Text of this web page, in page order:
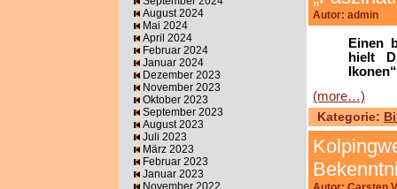
August 2024
Mai 2024
April 2024
Februar 2024
Januar 2024
Dezember 2023
November 2023
Oktober 2023
September 2023
August 2023
Juli 2023
März 2023
Februar 2023
Januar 2023
November 2022
Autor: admin
Einen
hielt
(more…)
Kategorie: